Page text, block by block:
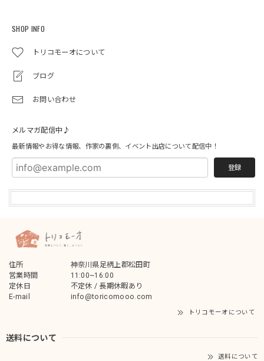
SHOP INFO
トリコモーオについて
ブログ
お問い合わせ
メルマガ配信中♪
最新情報やお得な情報、作家の裏側、イベント出店について配信中！
登録
住所
神奈川県足柄上郡松田町
営業時間
11:00~16:00
定休日
不定休 / 長期休暇あり
E-mail
info@toricomooo.com
トリコモーオについて
送料について
送料について